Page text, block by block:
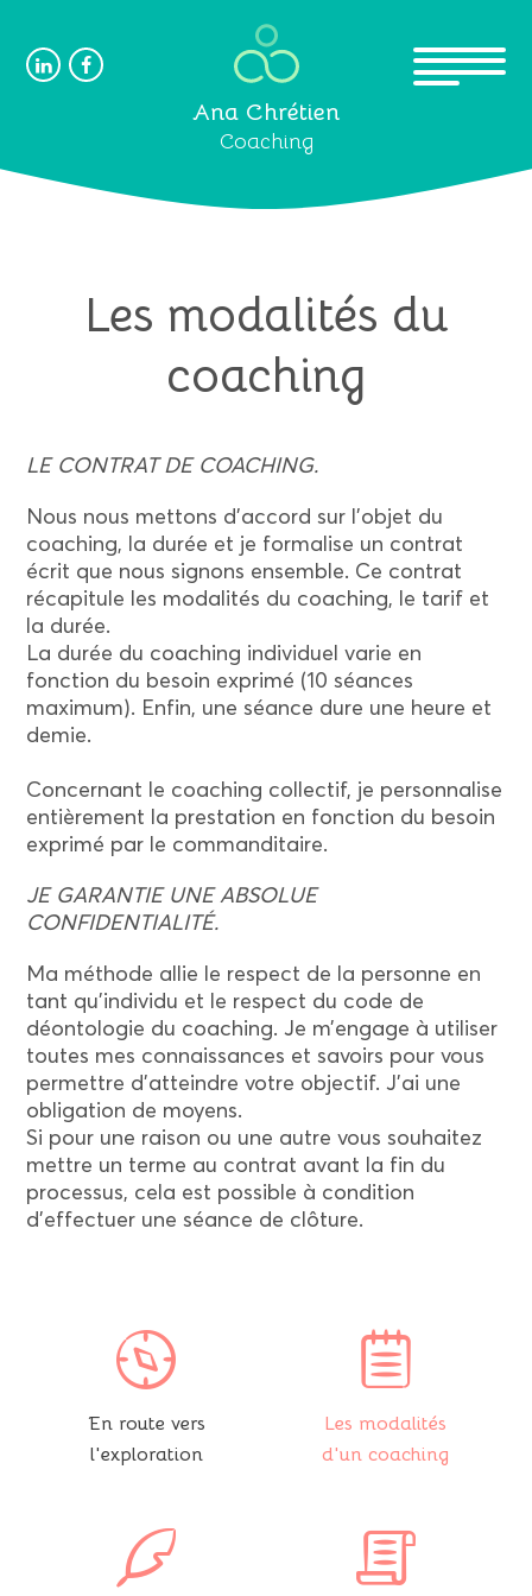
Ana Chrétien
Coaching
Les modalités du
coaching
LE CONTRAT DE COACHING.
Nous nous mettons d’accord sur l’objet du
coaching, la durée et je formalise un contrat
écrit que nous signons ensemble. Ce contrat
récapitule les modalités du coaching, le tarif et
la durée.
La durée du coaching individuel varie en
fonction du besoin exprimé (10 séances
maximum). Enfin, une séance dure une heure et
demie.
Concernant le coaching collectif, je personnalise
entièrement la prestation en fonction du besoin
exprimé par le commanditaire.
JE GARANTIE UNE ABSOLUE
CONFIDENTIALITÉ.
Ma méthode allie le respect de la personne en
tant qu’individu et le respect du code de
déontologie du coaching. Je m’engage à utiliser
toutes mes connaissances et savoirs pour vous
permettre d’atteindre votre objectif. J’ai une
obligation de moyens.
Si pour une raison ou une autre vous souhaitez
mettre un terme au contrat avant la fin du
processus, cela est possible à condition
d’effectuer une séance de clôture.
En route vers
l'exploration
Les modalités
d'un coaching